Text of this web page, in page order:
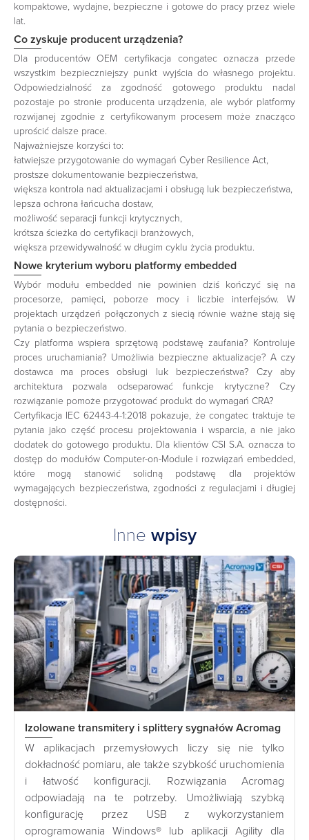
kompaktowe, wydajne, bezpieczne i gotowe do pracy przez wiele
lat.
Co zyskuje producent urządzenia?
Dla producentów OEM certyfikacja congatec oznacza przede
wszystkim bezpieczniejszy punkt wyjścia do własnego projektu.
Odpowiedzialność za zgodność gotowego produktu nadal
pozostaje po stronie producenta urządzenia, ale wybór platformy
rozwijanej zgodnie z certyfikowanym procesem może znacząco
uprościć dalsze prace.
Najważniejsze korzyści to:
łatwiejsze przygotowanie do wymagań Cyber Resilience Act,
prostsze dokumentowanie bezpieczeństwa,
większa kontrola nad aktualizacjami i obsługą luk bezpieczeństwa,
lepsza ochrona łańcucha dostaw,
możliwość separacji funkcji krytycznych,
krótsza ścieżka do certyfikacji branżowych,
większa przewidywalność w długim cyklu życia produktu.
Nowe kryterium wyboru platformy embedded
Wybór modułu embedded nie powinien dziś kończyć się na
procesorze, pamięci, poborze mocy i liczbie interfejsów. W
projektach urządzeń połączonych z siecią równie ważne stają się
pytania o bezpieczeństwo.
Czy platforma wspiera sprzętową podstawę zaufania? Kontroluje
proces uruchamiania? Umożliwia bezpieczne aktualizacje? A czy
dostawca ma proces obsługi luk bezpieczeństwa? Czy aby
architektura pozwala odseparować funkcje krytyczne? Czy
rozwiązanie pomoże przygotować produkt do wymagań CRA?
Certyfikacja IEC 62443-4-1:2018 pokazuje, że congatec traktuje te
pytania jako część procesu projektowania i wsparcia, a nie jako
dodatek do gotowego produktu. Dla klientów CSI S.A. oznacza to
dostęp do modułów Computer-on-Module i rozwiązań embedded,
które mogą stanowić solidną podstawę dla projektów
wymagających bezpieczeństwa, zgodności z regulacjami i długiej
dostępności.
Inne wpisy
Izolowane transmitery i splittery sygnałów Acromag
W aplikacjach przemysłowych liczy się nie tylko
dokładność pomiaru, ale także szybkość uruchomienia
i łatwość konfiguracji. Rozwiązania Acromag
odpowiadają na te potrzeby. Umożliwiają szybką
konfigurację przez USB z wykorzystaniem
oprogramowania Windows® lub aplikacji Agility dla